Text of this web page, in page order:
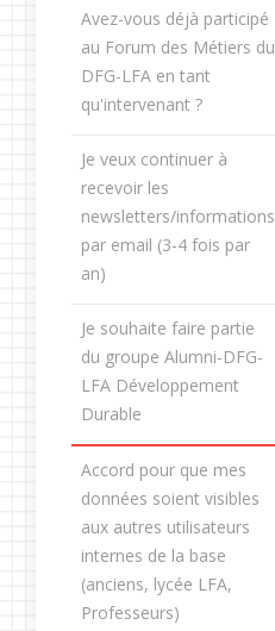
Avez-vous déjà participé
au Forum des Métiers du
DFG-LFA en tant
qu'intervenant ?
Je veux continuer à
recevoir les
newsletters/informations
par email (3-4 fois par
an)
Je souhaite faire partie
du groupe Alumni-DFG-
LFA Développement
Durable
Accord pour que mes
données soient visibles
aux autres utilisateurs
internes de la base
(anciens, lycée LFA,
Professeurs)